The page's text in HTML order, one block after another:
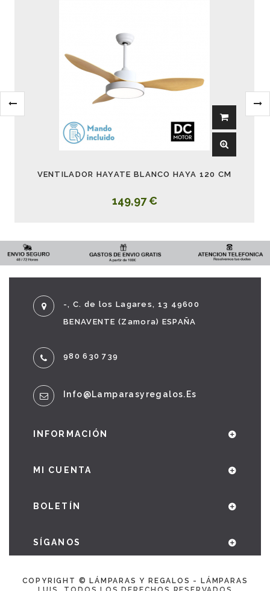
VENTILADOR HAYATE BLANCO HAYA 120 CM
149,97 €
-, C. de los Lagares, 13 49600
BENAVENTE (Zamora) ESPAÑA
980 630 739
Info@lamparasyregalos.es
INFORMACIÓN
MI CUENTA
BOLETÍN
SÍGANOS
COPYRIGHT © LÁMPARAS Y REGALOS - LÁMPARAS